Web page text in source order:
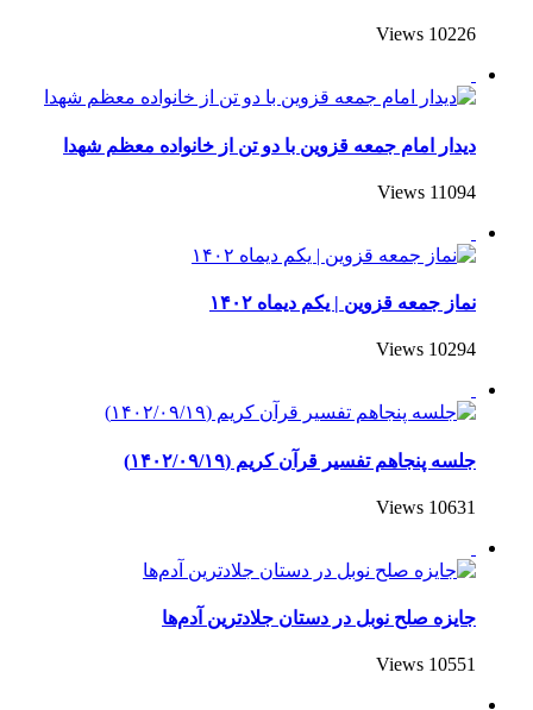
10226 Views
دیدار امام جمعه قزوین با دو تن از خانواده معظم شهدا
11094 Views
نماز جمعه قزوین | یکم‌ دیماه ۱۴۰۲
10294 Views
جلسه پنجاهم تفسیر قرآن کریم (۱۴۰۲/۰۹/۱۹)
10631 Views
جایزه صلح نوبل در دستان جلادترین آدم‌ها
10551 Views